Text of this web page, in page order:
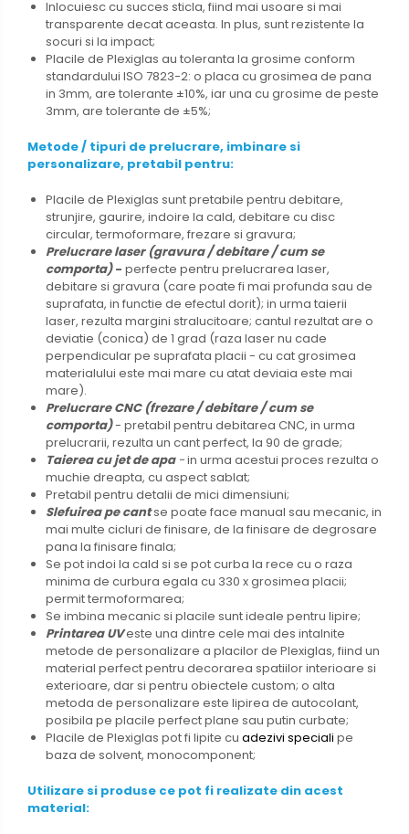
Inlocuiesccu succes sticla, fiind mai usoare si mai
transparente decat aceasta. In plus, sunt rezistente la
socuri si la impact;
Placile de Plexiglas au toleranta la grosime conform
standardului ISO 7823-2: o placa cu grosimea de pana
in 3mm, are tolerante ±10%, iar una cu grosime de peste
3mm, are tolerante de ±5%;
Metode / tipuri de prelucrare, imbinare si
personalizare, pretabil pentru:
Placile de Plexiglas sunt pretabile pentru debitare,
strunjire, gaurire, indoire la cald, debitare cu disc
circular, termoformare, frezare si gravura;
Prelucrarelaser (gravura / debitare / cum se
comporta)- perfecte pentru prelucrarea laser,
debitare si gravura (care poate fi mai profunda sau de
suprafata, in functie de efectul dorit); in urma taierii
laser, rezulta margini stralucitoare; cantul rezultat are o
deviatie (conica) de 1 grad (raza laser nu cade
perpendicular pe suprafata placii - cu cat grosimea
materialului este mai mare cu atat deviaia este mai
mare).
Prelucrare CNC (frezare / debitare / cum se
comporta)- pretabil pentru debitarea CNC, in urma
prelucrarii, rezulta un cant perfect, la 90 de grade;
Taierea cu jet de apa -in urma acestui proces rezulta o
muchie dreapta, cu aspect sablat;
Pretabil pentru detalii de mici dimensiuni;
Slefuirea pe cantse poate face manual sau mecanic, in
mai multe cicluri de finisare, de la finisare de degrosare
pana la finisare finala;
Se potindoi la cald si se pot curba la rece cu o raza
minima de curbura egala cu 330 x grosimea placii;
permit termoformarea;
Se imbina mecanic si placile sunt ideale pentru lipire;
Printarea UVeste una dintre cele mai des intalnite
metode de personalizare a placilor de Plexiglas, fiind un
material perfect pentru decorarea spatiilor interioare si
exterioare, dar si pentru obiectele custom; o alta
metoda de personalizare este lipirea de autocolant,
posibila pe placile perfect plane sau putin curbate;
Placile de Plexiglas pot fi lipite cu adezivi speciali pe
baza de solvent, monocomponent;
Utilizare si produse ce pot fi realizate din acest
material: